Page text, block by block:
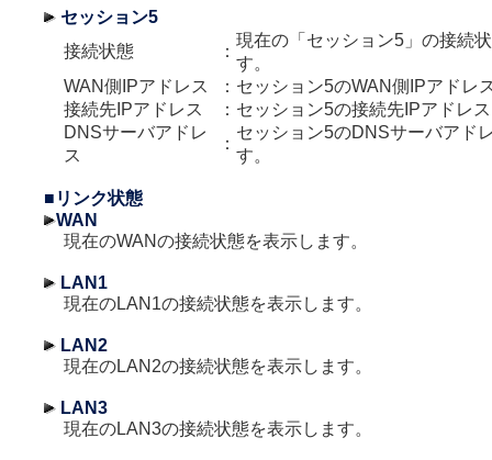
セッション5
接続状態
：
現在の「セッション5」の接続
す。
WAN側IPアドレス
： セッション5のWAN側IPアドレ
接続先IPアドレス
： セッション5の接続先IPアドレ
DNSサーバアドレ
ス
：
セッション5のDNSサーバアド
す。
■リンク状態
WAN
現在のWANの接続状態を表示します。
LAN1
現在のLAN1の接続状態を表示します。
LAN2
現在のLAN2の接続状態を表示します。
LAN3
現在のLAN3の接続状態を表示します。